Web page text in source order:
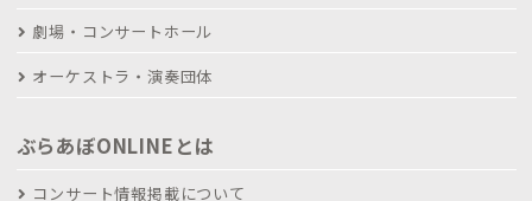
劇場・コンサートホール
オーケストラ・演奏団体
ぶらあぼONLINEとは
コンサート情報掲載について